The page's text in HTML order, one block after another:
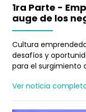
1ra Parte -
auge de los
Latinoamérica
Cultura
desafíos y
para el surgimiento
Ver noticia